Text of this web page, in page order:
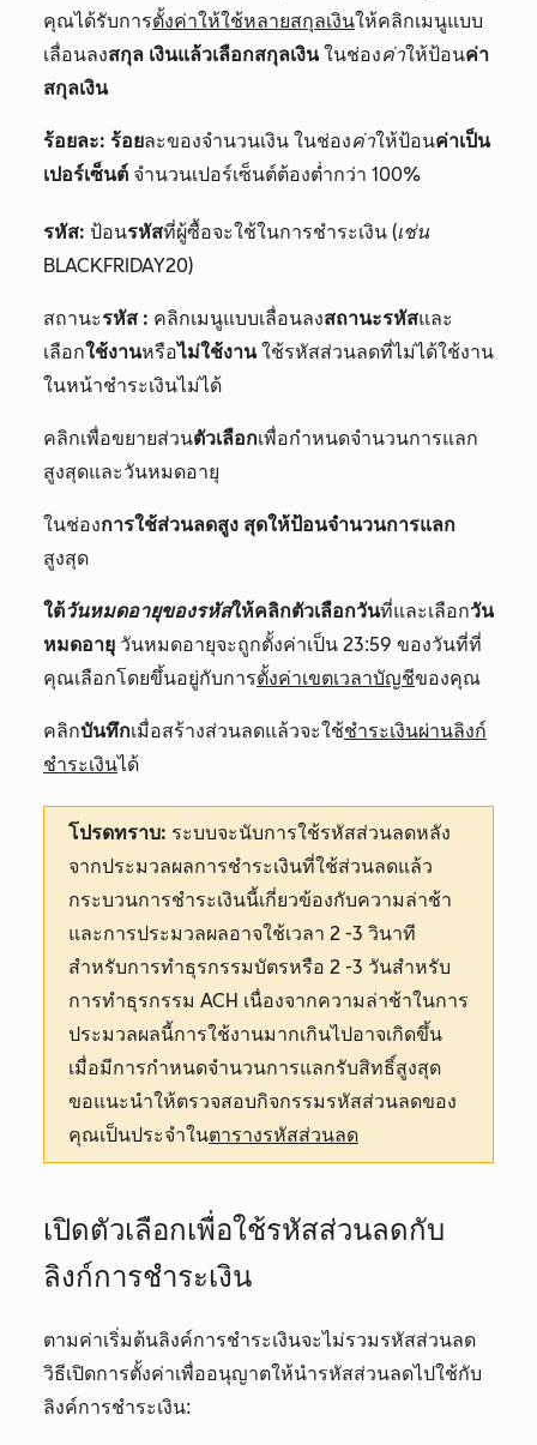
คุณได้รับการตั้งค่าให้ใช้หลายสกุลเงินให้คลิกเมนูแบบ
เลื่อนลงสกุล เงินแล้วเลือกสกุลเงินในช่องค่าให้ป้อนค่า
สกุลเงิน
ร้อยละ: ร้อยละของจำนวนเงิน ในช่องค่าให้ป้อนค่าเป็น
เปอร์เซ็นต์ จำนวนเปอร์เซ็นต์ต้องต่ำกว่า 100%
รหัส: ป้อนรหัสที่ผู้ซื้อจะใช้ในการชำระเงิน (เช่น
BLACKFRIDAY20)
สถานะรหัส : คลิกเมนูแบบเลื่อนลงสถานะรหัสและ
เลือกใช้งานหรือไม่ใช้งานใช้รหัสส่วนลดที่ไม่ได้ใช้งาน
ในหน้าชำระเงินไม่ได้
คลิกเพื่อขยายส่วนตัวเลือกเพื่อกำหนดจำนวนการแลก
สูงสุดและวันหมดอายุ
ในช่องการใช้ส่วนลดสูง สุดให้ป้อนจำนวนการแลก
สูงสุด
ใต้วันหมดอายุของรหัสให้คลิกตัวเลือกวันที่และเลือกวัน
หมดอายุ วันหมดอายุจะถูกตั้งค่าเป็น 23:59 ของวันที่ที่
คุณเลือกโดยขึ้นอยู่กับการตั้งค่าเขตเวลาบัญชีของคุณ
คลิกบันทึกเมื่อสร้างส่วนลดแล้วจะใช้ชำระเงินผ่านลิงก์
ชำระเงินได้
โปรดทราบ: ระบบจะนับการใช้รหัสส่วนลดหลัง
จากประมวลผลการชำระเงินที่ใช้ส่วนลดแล้ว
กระบวนการชำระเงินนี้เกี่ยวข้องกับความล่าช้า
และการประมวลผลอาจใช้เวลา 2 -3 วินาที
สำหรับการทำธุรกรรมบัตรหรือ 2 -3 วันสำหรับ
การทำธุรกรรม ACH เนื่องจากความล่าช้าในการ
ประมวลผลนี้การใช้งานมากเกินไปอาจเกิดขึ้น
เมื่อมีการกำหนดจำนวนการแลกรับสิทธิ์สูงสุด
ขอแนะนำให้ตรวจสอบกิจกรรมรหัสส่วนลดของ
คุณเป็นประจำในตารางรหัสส่วนลด
เปิดตัวเลือกเพื่อใช้รหัสส่วนลดกับ
ลิงก์การชำระเงิน
ตามค่าเริ่มต้นลิงค์การชำระเงินจะไม่รวมรหัสส่วนลด
วิธีเปิดการตั้งค่าเพื่ออนุญาตให้นำรหัสส่วนลดไปใช้กับ
ลิงค์การชำระเงิน: